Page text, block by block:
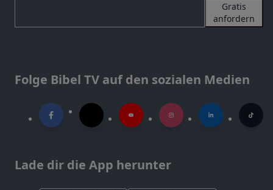
Gratis
anfordern
Folge Bibel TV auf den sozialen Medien
Lade dir die App herunter